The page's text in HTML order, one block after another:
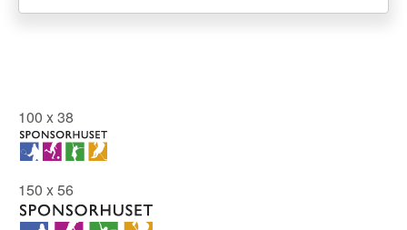
100 x 38
150 x 56